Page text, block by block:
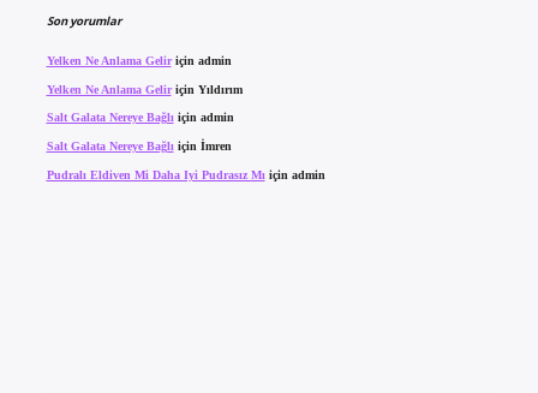
Son yorumlar
Yelken Ne Anlama Geliriçin admin
Yelken Ne Anlama Geliriçin Yıldırım
Salt Galata Nereye Bağlıiçin admin
Salt Galata Nereye Bağlı için İmren
Pudralı Eldiven Mi Daha Iyi Pudrasız Mı için admin